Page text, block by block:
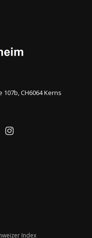
107b, CH6064 Kerns
Index